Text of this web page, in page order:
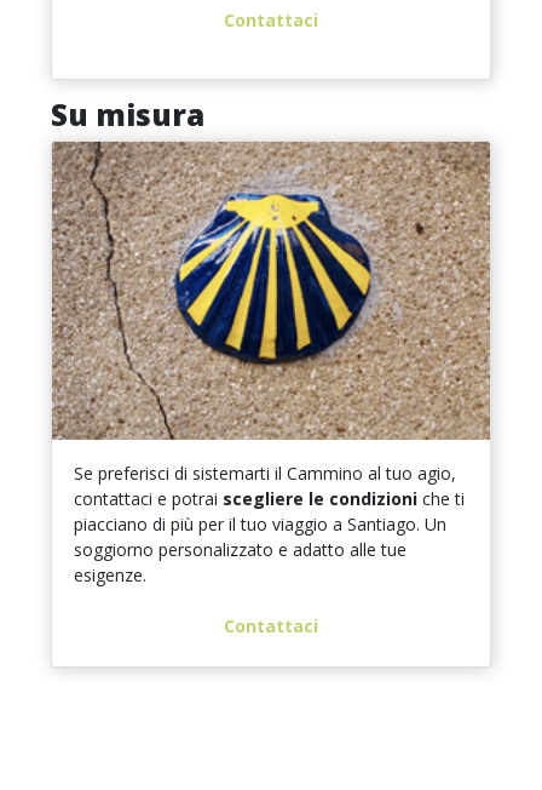
Contattaci
Su misura
Se preferisci di sistemarti il Cammino al tuo agio,
contattaci e potrai scegliere le condizioniche ti
piacciano di più per il tuo viaggio a Santiago. Un
soggiorno personalizzato e adatto alle tue
esigenze.
Contattaci